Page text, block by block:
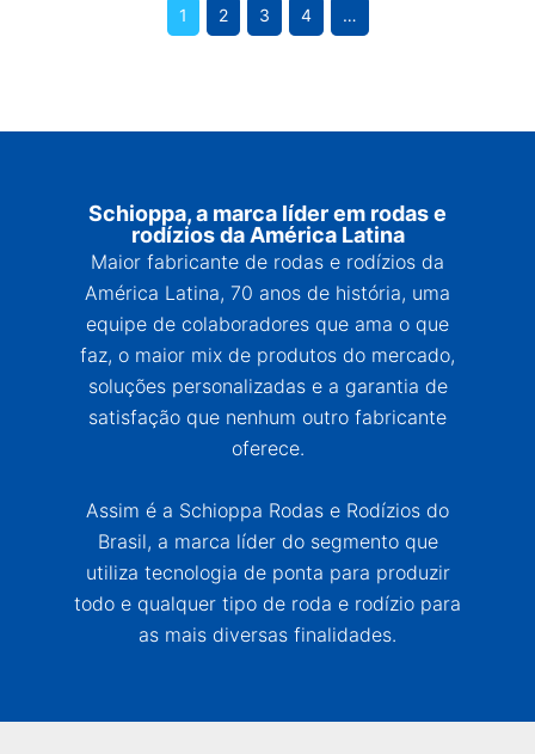
1 2 3 4 …
Schioppa, a marca líder em rodas e
rodízios da América Latina
Maior fabricante de rodas e rodízios da
América Latina, 70 anos de história, uma
equipe de colaboradores que ama o que
faz, o maior mix de produtos do mercado,
soluções personalizadas e a garantia de
satisfação que nenhum outro fabricante
oferece.
Assim é a Schioppa Rodas e Rodízios do
Brasil, a marca líder do segmento que
utiliza tecnologia de ponta para produzir
todo e qualquer tipo de roda e rodízio para
as mais diversas finalidades.